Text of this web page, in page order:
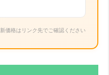
価格はリンク先でご確認ください